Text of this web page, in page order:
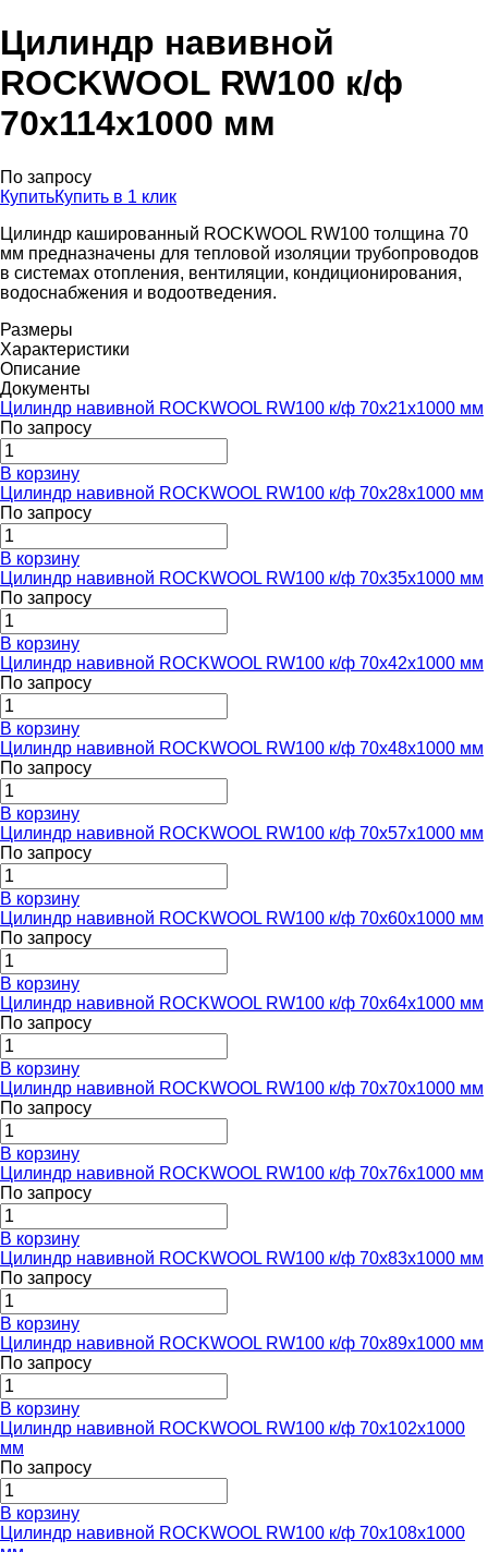
Цилиндр навивной
ROCKWOOL RW100 к/ф
70x114x1000 мм
По запросу
КупитьКупить в 1 клик
Цилиндр кашированный ROCKWOOL RW100 толщина 70
мм предназначены для тепловой изоляции трубопроводов
в системах отопления, вентиляции, кондиционирования,
водоснабжения и водоотведения.
Размеры
Характеристики
Описание
Документы
Цилиндр навивной ROCKWOOL RW100 к/ф 70x21x1000 мм
По запросу
В корзину
Цилиндр навивной ROCKWOOL RW100 к/ф 70x28x1000 мм
По запросу
В корзину
Цилиндр навивной ROCKWOOL RW100 к/ф 70x35x1000 мм
По запросу
В корзину
Цилиндр навивной ROCKWOOL RW100 к/ф 70x42x1000 мм
По запросу
В корзину
Цилиндр навивной ROCKWOOL RW100 к/ф 70x48x1000 мм
По запросу
В корзину
Цилиндр навивной ROCKWOOL RW100 к/ф 70x57x1000 мм
По запросу
В корзину
Цилиндр навивной ROCKWOOL RW100 к/ф 70x60x1000 мм
По запросу
В корзину
Цилиндр навивной ROCKWOOL RW100 к/ф 70x64x1000 мм
По запросу
В корзину
Цилиндр навивной ROCKWOOL RW100 к/ф 70x70x1000 мм
По запросу
В корзину
Цилиндр навивной ROCKWOOL RW100 к/ф 70x76x1000 мм
По запросу
В корзину
Цилиндр навивной ROCKWOOL RW100 к/ф 70x83x1000 мм
По запросу
В корзину
Цилиндр навивной ROCKWOOL RW100 к/ф 70x89x1000 мм
По запросу
В корзину
Цилиндр навивной ROCKWOOL RW100 к/ф 70x102x1000
мм
По запросу
В корзину
Цилиндр навивной ROCKWOOL RW100 к/ф 70x108x1000